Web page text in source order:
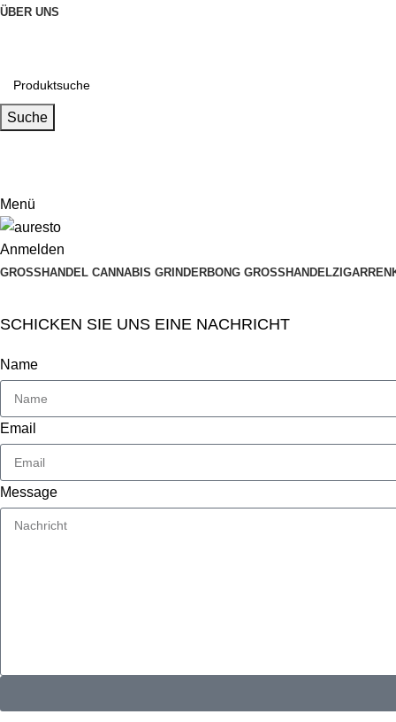
ÜBER UNS
Suche
Menü
Anmelden
GROSSHANDEL CANNABIS GRINDER BONG GROSSHANDEL
SCHICKEN SIE UNS EINE NACHRICHT
Name
Email
Message